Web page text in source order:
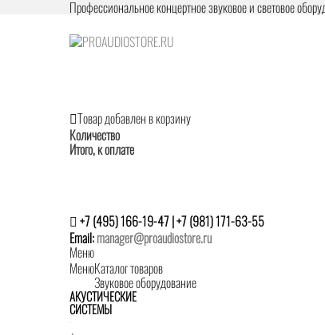
Профессиональное концертное звуковое и световое
Товар добавлен в корзину
Количество
Итого, к оплате
+7 (495) 166-19-47 | +7 (981) 171-63-55
Email:manager@proaudiostore.ru
Меню
МенюКаталог товаров
Звуковое оборудование
АКУСТИЧЕСКИЕ
СИСТЕМЫ